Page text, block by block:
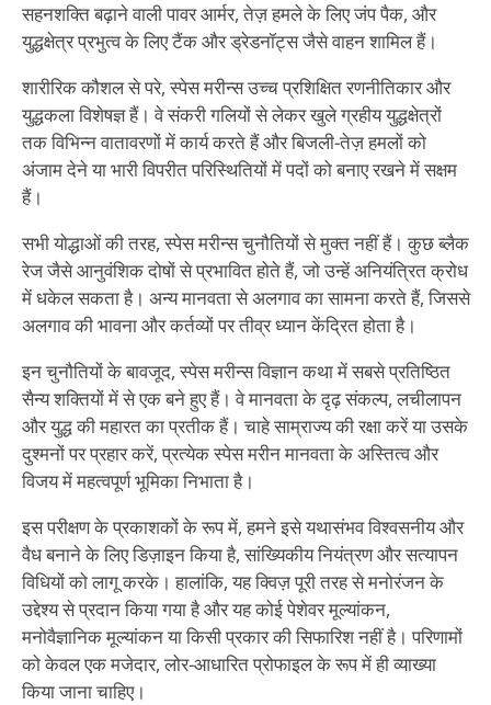
सहनशक्ति बढ़ाने वाली पावर आर्मर, तेज़ हमले के लिए जंप पैक, और
युद्धक्षेत्र प्रभुत्व के लिए टैंक और ड्रेडनॉट्स जैसे वाहन शामिल हैं।
शारीरिक कौशल से परे, स्पेस मरीन्स उच्च प्रशिक्षित रणनीतिकार और
युद्धकला विशेषज्ञ हैं। वे संकरी गलियों से लेकर खुले ग्रहीय युद्धक्षेत्रों
तक विभिन्न वातावरणों में कार्य करते हैं और बिजली-तेज़ हमलों को
अंजाम देने या भारी विपरीत परिस्थितियों में पदों को बनाए रखने में सक्षम
हैं।
सभी योद्धाओं की तरह, स्पेस मरीन्स चुनौतियों से मुक्त नहीं हैं। कुछ ब्लैक
रेज जैसे आनुवंशिक दोषों से प्रभावित होते हैं, जो उन्हें अनियंत्रित क्रोध
में धकेल सकता है। अन्य मानवता से अलगाव का सामना करते हैं, जिससे
अलगाव की भावना और कर्तव्यों पर तीव्र ध्यान केंद्रित होता है।
इन चुनौतियों के बावजूद, स्पेस मरीन्स विज्ञान कथा में सबसे प्रतिष्ठित
सैन्य शक्तियों में से एक बने हुए हैं। वे मानवता के दृढ़ संकल्प, लचीलापन
और युद्ध की महारत का प्रतीक हैं। चाहे साम्राज्य की रक्षा करें या उसके
दुश्मनों पर प्रहार करें, प्रत्येक स्पेस मरीन मानवता के अस्तित्व और
विजय में महत्वपूर्ण भूमिका निभाता है।
इस परीक्षण के प्रकाशकों के रूप में, हमने इसे यथासंभव विश्वसनीय और
वैध बनाने के लिए डिज़ाइन किया है, सांख्यिकीय नियंत्रण और सत्यापन
विधियों को लागू करके। हालांकि, यह क्विज़ पूरी तरह से मनोरंजन के
उद्देश्य से प्रदान किया गया है और यह कोई पेशेवर मूल्यांकन,
मनोवैज्ञानिक मूल्यांकन या किसी प्रकार की सिफारिश नहीं है। परिणामों
को केवल एक मजेदार, लोर-आधारित प्रोफाइल के रूप में ही व्याख्या
किया जाना चाहिए।